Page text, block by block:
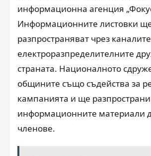
информационна агенция
Информационните листовки
разпространяват чрез
електроразпределителните
страната. Националното
общините също съдейства за
кампанията и ще разпространи
информационните материали
членове.